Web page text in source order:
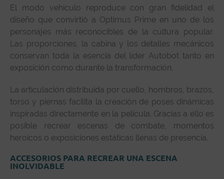
El modo vehículo reproduce con gran fidelidad el
diseño que convirtió a Optimus Prime en uno de los
personajes más reconocibles de la cultura popular.
Las proporciones, la cabina y los detalles mecánicos
conservan toda la esencia del líder Autobot tanto en
exposición como durante la transformación.
La articulación distribuida por cuello, hombros, brazos,
torso y piernas facilita la creación de poses dinámicas
inspiradas directamente en la película. Gracias a ello es
posible recrear escenas de combate, momentos
heroicos o exposiciones estáticas llenas de presencia.
ACCESORIOS PARA RECREAR UNA ESCENA
INOLVIDABLE